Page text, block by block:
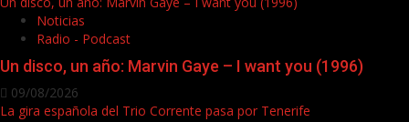
Noticias
Radio - Podcast
Un disco, un año: Marvin Gaye – I want you (1996)
09/08/2026
La gira española del Trio Corrente pasa por Tenerife